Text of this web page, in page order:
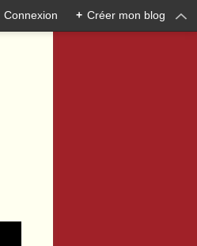
Connexion + Créer mon blog